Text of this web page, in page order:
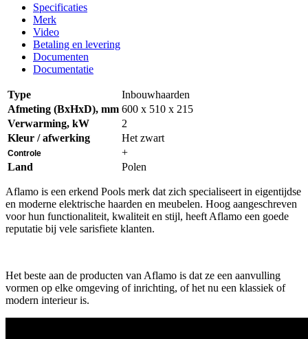
Specificaties
Merk
Video
Betaling en levering
Documenten
Documentatie
Type
Inbouwhaarden
Afmeting (BxHxD), mm 600 x 510 x 215
Verwarming, kW
2
Kleur / afwerking
Het zwart
Controle
+
Land
Polen
Aflamo is een erkend Pools merk dat zich specialiseert in eigentijdse
en moderne elektrische haarden en meubelen. Hoog aangeschreven
voor hun functionaliteit, kwaliteit en stijl, heeft Aflamo een goede
reputatie bij vele sarisfiete klanten.
Het beste aan de producten van Aflamo is dat ze een aanvulling
vormen op elke omgeving of inrichting, of het nu een klassiek of
modern interieur is.